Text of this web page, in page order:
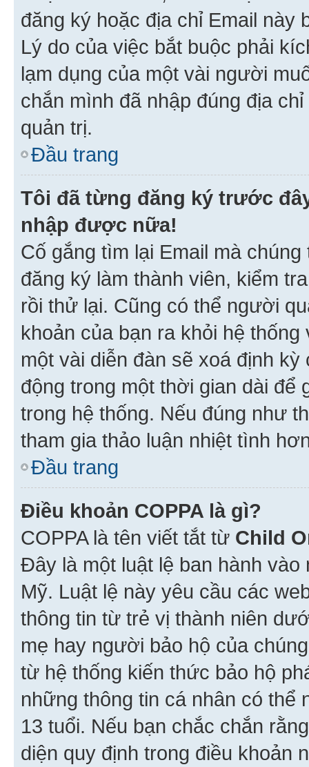
đăng ký hoặc địa chỉ Email này
Lý do của việc bắt buộc phải
lạm dụng của một vài người
chắn mình đã nhập đúng địa
quản trị.
Đầu trang
Tôi đã từng đăng ký trước
nhập được nữa!
Cố gắng tìm lại Email mà
đăng ký làm thành viên, kiểm
rồi thử lại. Cũng có thể người
khoản của bạn ra khỏi hệ
một vài diễn đàn sẽ xoá định
động trong một thời gian dài
trong hệ thống. Nếu đúng như
tham gia thảo luận nhiệt tình
Đầu trang
Điều khoản COPPA là gì?
COPPA là tên viết tắt từ Child
Đây là một luật lệ ban hành
Mỹ. Luật lệ này yêu cầu các
thông tin từ trẻ vị thành niên
mẹ hay người bảo hộ của
từ hệ thống kiến thức bảo hộ
những thông tin cá nhân có thể
13 tuổi. Nếu bạn chắc chắn
diện quy định trong điều khoản